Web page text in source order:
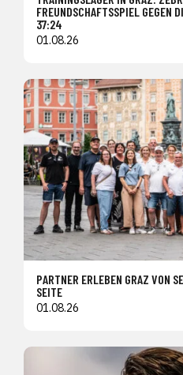
FREUNDSCHAFTSSPIEL GEGEN
37:24
01.08.26
PARTNER ERLEBEN GRAZ VON
SEITE
01.08.26